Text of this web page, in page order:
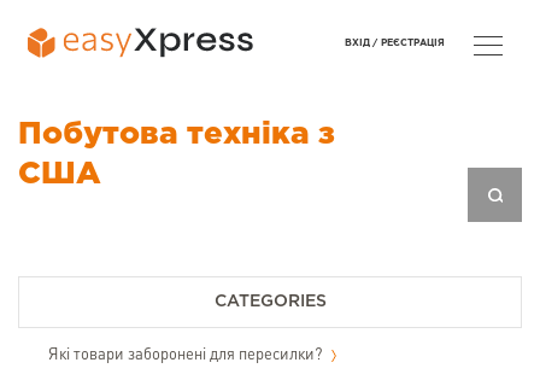
Побутова техніка з
США
CATEGORIES
Які товари заборонені для пересилки?
ВХІД / РЕЄСТРАЦІЯ